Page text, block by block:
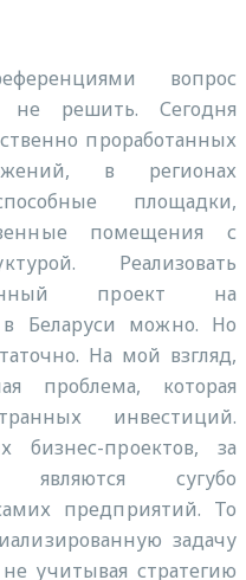
вопрос
не решить. Сегодня
проработанных
в регионах
площадки,
помещения с
Реализовать
проект на
в Беларуси можно. Но
На мой взгляд,
проблема, которая
инвестиций.
бизнес-проектов, за
являются сугубо
предприятий. То
задачу
учитывая стратегию